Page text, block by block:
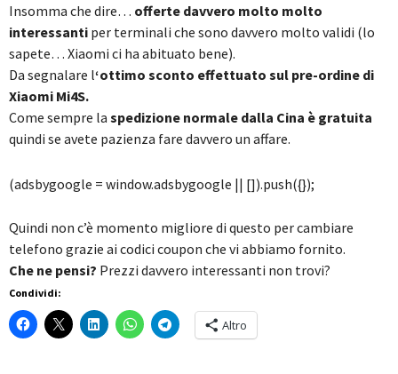
Insomma che dire… offerte davvero molto molto
interessanti per terminali che sono davvero molto validi (lo
sapete… Xiaomi ci ha abituato bene).
Da segnalare l‘ottimo sconto effettuato sul pre-ordine di
Xiaomi Mi4S.
Come sempre la spedizione normale dalla Cina è gratuita
quindi se avete pazienza fare davvero un affare.
(adsbygoogle = window.adsbygoogle || []).push({});
Quindi non c’è momento migliore di questo per cambiare
telefono grazie ai codici coupon che vi abbiamo fornito.
Che ne pensi? Prezzi davvero interessanti non trovi?
Condividi:
Altro